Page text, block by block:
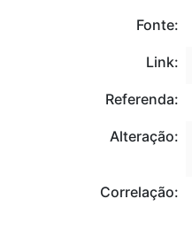
Fonte:
Link:
Referenda:
Alteração:
Correlação: